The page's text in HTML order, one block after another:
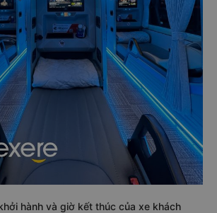
hành và giờ kết thúc của xe khách